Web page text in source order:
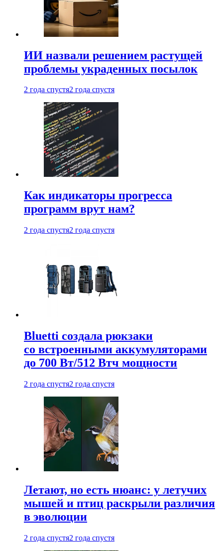
ИИ назвали решением растущей
проблемы украденных посылок
2 года спустя2 года спустя
Как индикаторы прогресса
программ врут нам?
2 года спустя2 года спустя
Bluetti создала рюкзаки
со встроенными аккумуляторами
до 700 Вт/512 Втч мощности
2 года спустя2 года спустя
Летают, но есть нюанс: у летучих
мышей и птиц раскрыли различия
в эволюции
2 года спустя2 года спустя